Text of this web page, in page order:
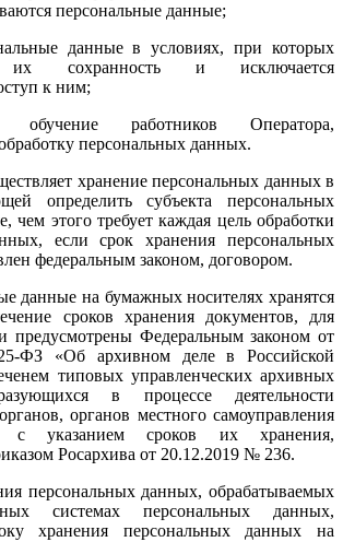
персональные данные;
данные в условиях, при которых
их сохранность и исключается
к ним;
работников Оператора,
персональных данных.
хранение персональных данных в
определить субъекта персональных
чем этого требует каждая цель обработки
если срок хранения персональных
федеральным законом, договором.
данные на бумажных носителях хранятся
сроков хранения документов, для
предусмотрены Федеральным законом от
ФЗ «Об архивном деле в Российской
типовых управленческих архивных
в процессе деятельности
органов местного самоуправления
с указанием сроков их хранения,
Росархива от 20.12.2019 № 236.
персональных данных, обрабатываемых
системах персональных данных,
хранения персональных данных на